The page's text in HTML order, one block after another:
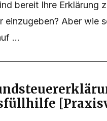
bereit Ihre Erklärung
einzugeben? Aber wie
...